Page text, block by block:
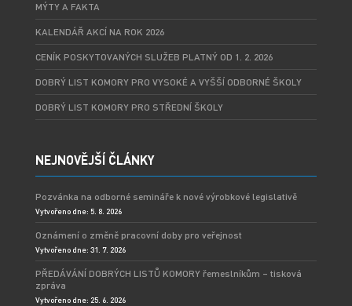
MÝTY A FAKTA
KALENDÁŘ AKCÍ NA ROK 2026
CENÍK POSKYTOVANÝCH SLUŽEB PLATNÝ OD 1. 2. 2026
DOBRÝ LIST KOMORY PRO VYSOKÉ A VYŠŠÍ ODBORNÉ ŠKOLY
DOBRÝ LIST KOMORY PRO STŘEDNÍ ŠKOLY
NEJNOVĚJŠÍ ČLÁNKY
Pozvánka na odborné semináře k nové výrobkové legislativě
Vytvořeno dne: 5. 8. 2026
Oznámení o změně pracovní doby pro veřejnost
Vytvořeno dne: 31. 7. 2026
PŘEDÁVÁNÍ DOBRÝCH LISTŮ KOMORY řemeslníkům – tisková
zpráva
Vytvořeno dne: 25. 6. 2026